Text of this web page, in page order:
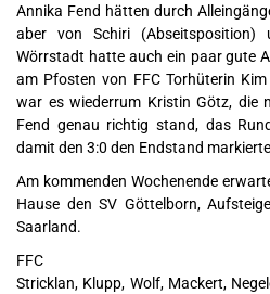
Annika Fend hätten durch
aber von Schiri (Abseitsposition)
Wörrstadt hatte auch ein paar gute
am Pfosten von FFC Torhüterin
war es wiederrum Kristin Götz, die
Fend genau richtig stand, das
damit den 3:0 den Endstand
Am kommenden Wochenende
Hause den SV Göttelborn,
Saarland.
FFC
Stricklan, Klupp, Wolf, Mackert,